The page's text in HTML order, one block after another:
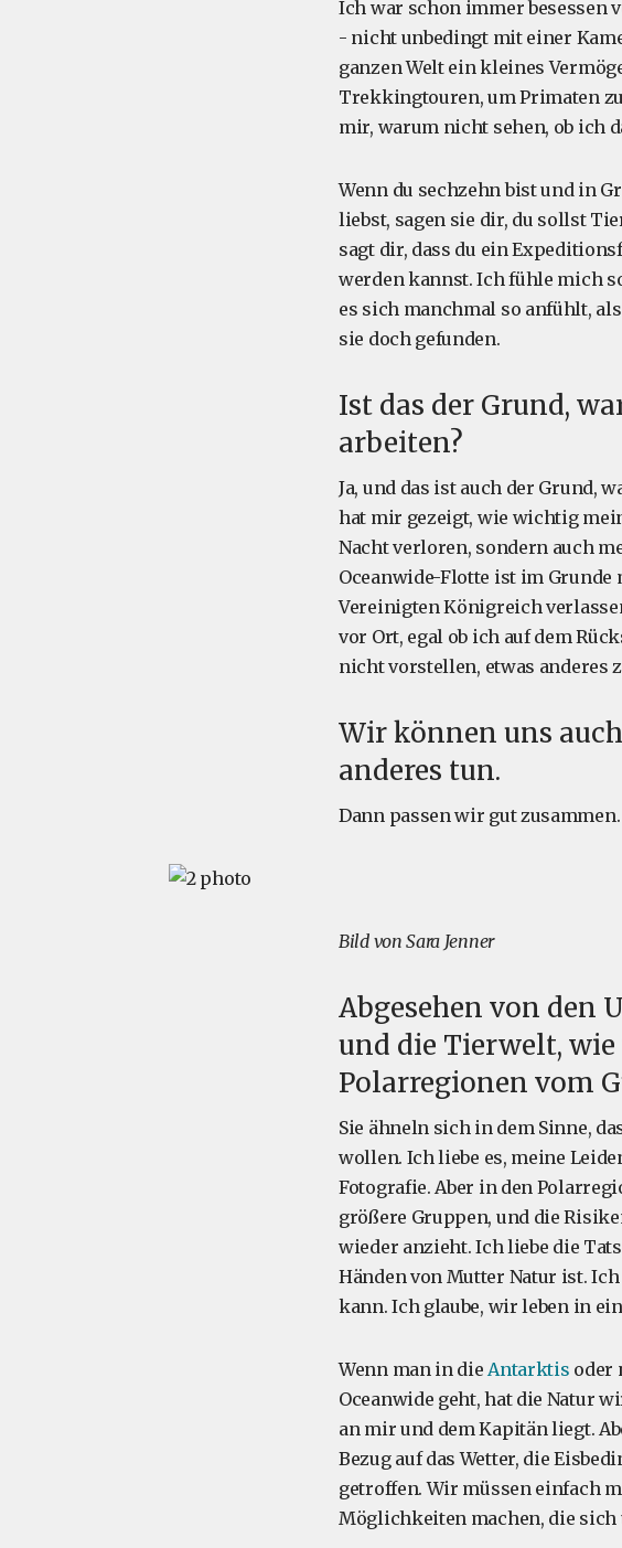
Ich war schon immer besessen
- nicht unbedingt mit einer
ganzen Welt ein kleines
Trekkingtouren, um Primaten
mir, warum nicht sehen, ob ich
Wenn du sechzehn bist und in
liebst, sagen sie dir, du sollst
sagt dir, dass du ein
werden kannst. Ich fühle mich
es sich manchmal so anfühlt,
sie doch gefunden.
Ist das der Grund,
arbeiten?
Ja, und das ist auch der Grund,
hat mir gezeigt, wie wichtig
Nacht verloren, sondern auch
Oceanwide-Flotte ist im
Vereinigten Königreich
vor Ort, egal ob ich auf dem
nicht vorstellen, etwas anderes
Wir können uns
anderes tun.
Dann passen wir gut zusammen.
Bild von Sara Jenner
Abgesehen von den
und die Tierwelt,
Polarregionen vom
Sie ähneln sich in dem Sinne,
wollen. Ich liebe es, meine
Fotografie. Aber in den
größere Gruppen, und die
wieder anzieht. Ich liebe die
Händen von Mutter Natur ist.
kann. Ich glaube, wir leben in
Wenn man in dieAntarktis oder
Oceanwide geht, hat die Natur
an mir und dem Kapitän liegt.
Bezug auf das Wetter, die
getroffen. Wir müssen einfach
Möglichkeiten machen, die sich